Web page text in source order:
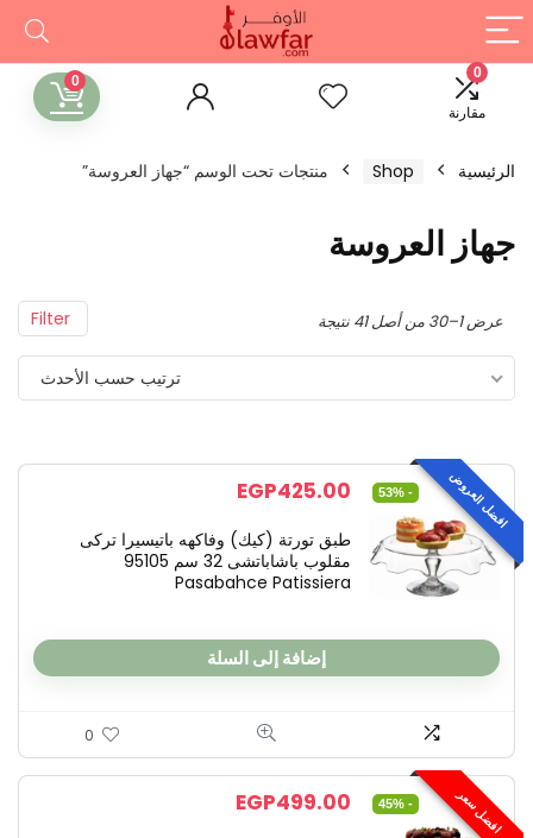
0
مقارنة
0
الرئيسية Shop منتجات تحت الوسم “جهاز العروسة”
جهاز العروسة
عرض 1–30 من أصل 41 نتيجة
ترتيب حسب الأحدث
افضل العروض - 53%
EGP425.00
طبق تورتة (كيك) وفاكهه باتيسيرا تركى
مقلوب باشاباتشى 32 سم 95105
Pasabahce Patissiera
إضافة إلى السلة
0
افضل سعر - 45%
EGP499.00